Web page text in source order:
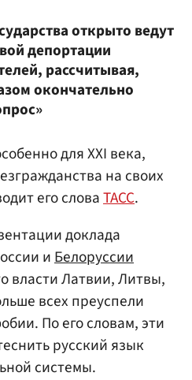
открыто ведут
депортации
рассчитывая,
окончательно
для XXI века,
на своих
его словаТАСС.
доклада
иБелоруссии
власти Латвии, Литвы,
всех преуспели
По его словам, эти
русский язык
системы.